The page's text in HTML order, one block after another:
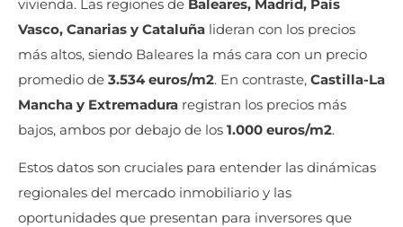
vivienda. Las regiones de Baleares, Madrid, País
Vasco, Canarias y Cataluña lideran con los precios
más altos, siendo Baleares la más cara con un precio
promedio de 3.534 euros/m2. En contraste, Castilla-La
Mancha y Extremadura registran los precios más
bajos, ambos por debajo de los 1.000 euros/m2.
Estos datos son cruciales para entender las dinámicas
regionales del mercado inmobiliario y las
oportunidades que presentan para inversores que